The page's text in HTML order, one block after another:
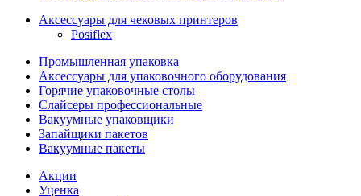
Аксессуары для чековых принтеров
Posiflex
Промышленная упаковка
Аксессуары для упаковочного оборудования
Горячие упаковочные столы
Слайсеры профессиональные
Вакуумные упаковщики
Запайщики пакетов
Вакуумные пакеты
Акции
Уценка